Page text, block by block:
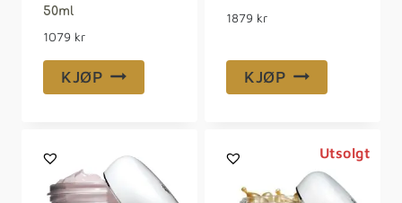
50ml
1079 kr
KJØP
1879 kr
KJØP